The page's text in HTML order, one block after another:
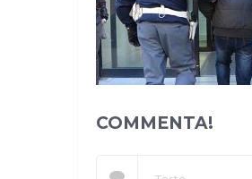
COMMENTA!